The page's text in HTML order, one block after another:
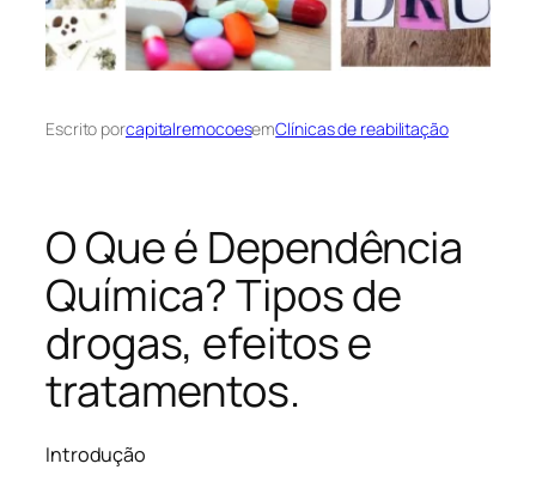
Escrito porcapitalremocoesemClínicas de reabilitação
O Que é Dependência
Química? Tipos de
drogas, efeitos e
tratamentos.
Introdução